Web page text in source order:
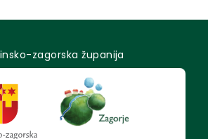
zagorska županija